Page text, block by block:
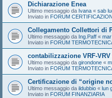
Dichiarazione Enea
Ultimo messaggio da Ivana « sab
Inviato in FORUM
Collegamento Collettori di
Ultimo messaggio da Ing.Paff «
Inviato in FORUM
contabilizzazione VRF-
Ultimo messaggio da girondone «
Inviato in FORUM
Certificazione di “origine
Ultimo messaggio da ildubbio « lun
Inviato in FORUM FINANZIARIA